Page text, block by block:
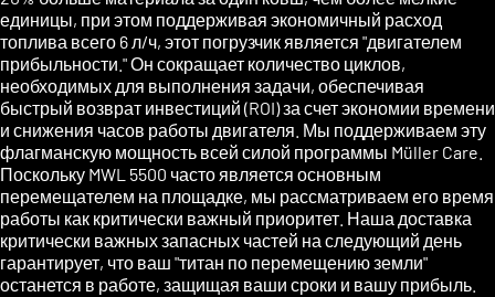
единицы, при этом поддерживая экономичный расход
топлива всего 6 л/ч, этот погрузчик является "двигателем
прибыльности." Он сокращает количество циклов,
необходимых для выполнения задачи, обеспечивая
быстрый возврат инвестиций (ROI) за счет экономии времени
и снижения часов работы двигателя. Мы поддерживаем эту
флагманскую мощность всей силой программы Müller Care.
Поскольку MWL 5500 часто является основным
перемещателем на площадке, мы рассматриваем его время
работы как критически важный приоритет. Наша доставка
критически важных запасных частей на следующий день
гарантирует, что ваш "титан по перемещению земли"
останется в работе, защищая ваши сроки и вашу прибыль.